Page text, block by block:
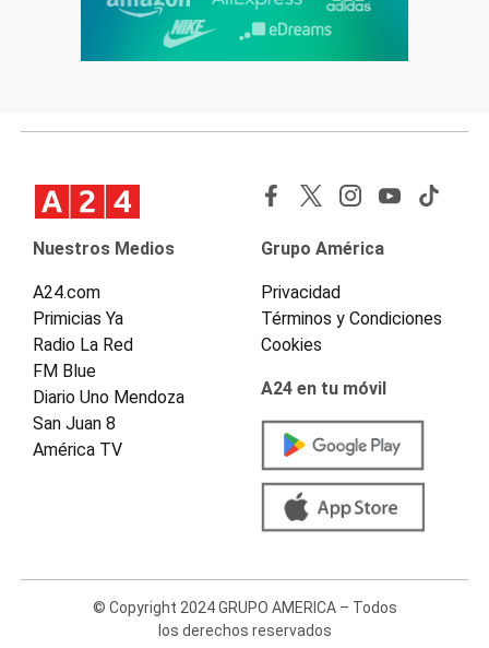
Nuestros Medios
A24.com
Primicias Ya
Radio La Red
FM Blue
Diario Uno Mendoza
San Juan 8
América TV
Grupo América
Privacidad
Términos y Condiciones
Cookies
A24 en tu móvil
© Copyright 2024 GRUPO AMERICA – Todos
los derechos reservados